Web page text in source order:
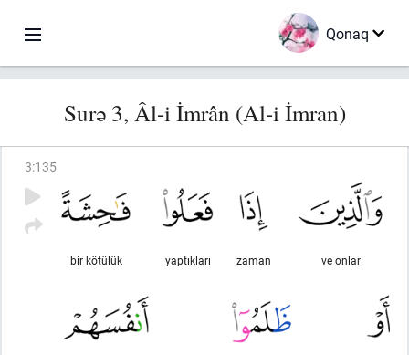
Qonaq
Surə 3, Âl-i İmrân (Al-i İmran)
3:135
ve onlar
zaman
yaptıkları
bir kötülük